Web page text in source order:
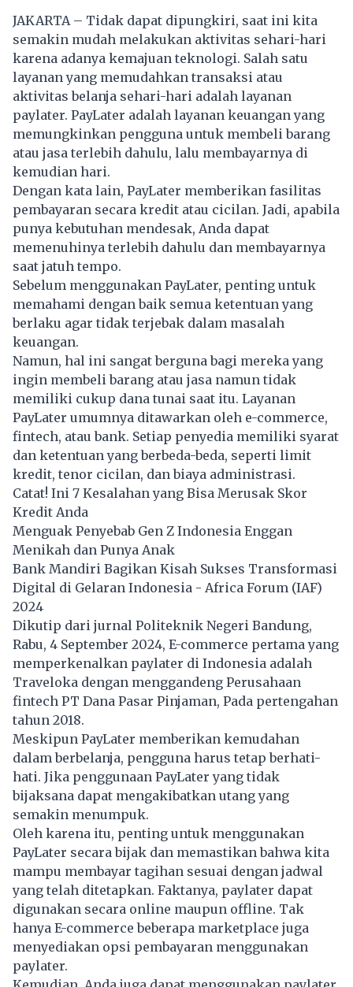
JAKARTA – Tidak dapat dipungkiri, saat ini kita
semakin mudah melakukan aktivitas sehari-hari
karena adanya kemajuan teknologi. Salah satu
layanan yang memudahkan transaksi atau
aktivitas belanja sehari-hari adalah layanan
paylater. PayLater adalah layanan keuangan yang
memungkinkan pengguna untuk membeli barang
atau jasa terlebih dahulu, lalu membayarnya di
kemudian hari.
Dengan kata lain, PayLater memberikan fasilitas
pembayaran secara kredit atau cicilan. Jadi, apabila
punya kebutuhan mendesak, Anda dapat
memenuhinya terlebih dahulu dan membayarnya
saat jatuh tempo.
Sebelum menggunakan PayLater, penting untuk
memahami dengan baik semua ketentuan yang
berlaku agar tidak terjebak dalam masalah
keuangan.
Namun, hal ini sangat berguna bagi mereka yang
ingin membeli barang atau jasa namun tidak
memiliki cukup dana tunai saat itu. Layanan
PayLater umumnya ditawarkan oleh e-commerce,
fintech, atau bank. Setiap penyedia memiliki syarat
dan ketentuan yang berbeda-beda, seperti limit
kredit, tenor cicilan, dan biaya administrasi.
Catat! Ini 7 Kesalahan yang Bisa Merusak Skor
Kredit Anda
Menguak Penyebab Gen Z Indonesia Enggan
Menikah dan Punya Anak
Bank Mandiri Bagikan Kisah Sukses Transformasi
Digital di Gelaran Indonesia - Africa Forum (IAF)
2024
Dikutip dari jurnal Politeknik Negeri Bandung,
Rabu, 4 September 2024, E-commerce pertama yang
memperkenalkan paylater di Indonesia adalah
Traveloka dengan menggandeng Perusahaan
fintech PT Dana Pasar Pinjaman, Pada pertengahan
tahun 2018.
Meskipun PayLater memberikan kemudahan
dalam berbelanja, pengguna harus tetap berhati-
hati. Jika penggunaan PayLater yang tidak
bijaksana dapat mengakibatkan utang yang
semakin menumpuk.
Oleh karena itu, penting untuk menggunakan
PayLater secara bijak dan memastikan bahwa kita
mampu membayar tagihan sesuai dengan jadwal
yang telah ditetapkan. Faktanya, paylater dapat
digunakan secara online maupun offline. Tak
hanya E-commerce beberapa marketplace juga
menyediakan opsi pembayaran menggunakan
paylater.